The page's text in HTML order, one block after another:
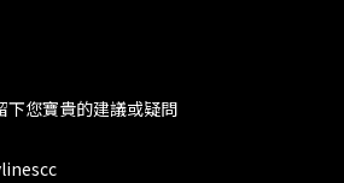
下您寶貴的建議或疑問